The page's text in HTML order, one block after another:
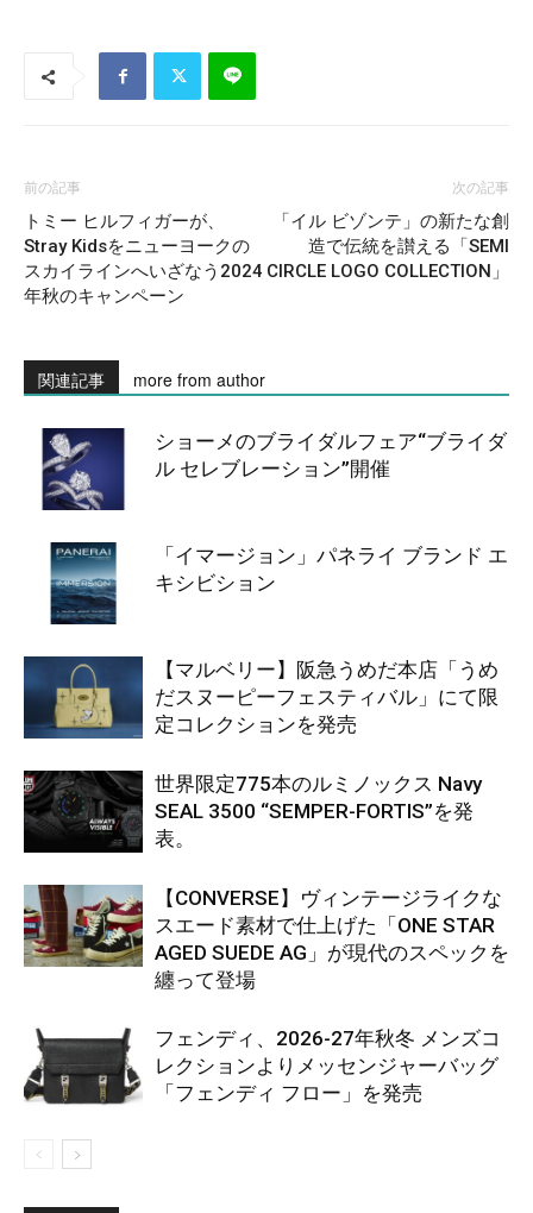
前の記事
トミー ヒルフィガーが、
Stray Kidsをニューヨークの
スカイラインへいざなう2024
年秋のキャンペーン
次の記事
「イル ビゾンテ」の新たな創
造で伝統を讃える「SEMI
CIRCLE LOGO COLLECTION」
関連記事 more from author
ショーメのブライダルフェア“ブライダ
ル セレブレーション”開催
「イマージョン」パネライ ブランド エ
キシビション
【マルベリー】阪急うめだ本店「うめ
だスヌーピーフェスティバル」にて限
定コレクションを発売
世界限定775本のルミノックス Navy
SEAL 3500 “SEMPER-FORTIS”を発
表。
【CONVERSE】ヴィンテージライクな
スエード素材で仕上げた「ONE STAR
AGED SUEDE AG」が現代のスペックを
纏って登場
フェンディ、2026-27年秋冬 メンズコ
レクションよりメッセンジャーバッグ
「フェンディ フロー」を発売